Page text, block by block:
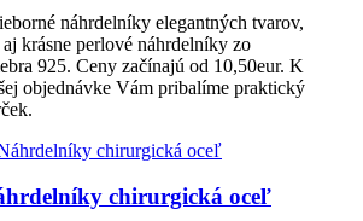
náhrdelníky elegantných tvarov,
aj krásne perlové náhrdelníky zo
925. Ceny začínajú od 10,50eur. K
objednávke Vám pribalíme praktický
chirurgická oceľ